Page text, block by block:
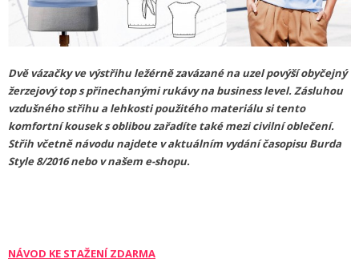
Dvě vázačky ve výstřihu ležérně zavázané na uzel povýší obyčejný
žerzejový top s přinechanými rukávy na business level. Zásluhou
vzdušného střihu a lehkosti použitého materiálu si tento
komfortní kousek s oblibou zařadíte také mezi civilní oblečení.
Střih včetně návodu najdete v aktuálním vydání časopisu Burda
Style 8/2016 nebo v našem e-shopu.
NÁVOD KE STAŽENÍ ZDARMA